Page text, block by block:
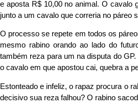
e aposta R$ 10,00 no animal. O cavalo
junto a um cavalo que correria no páreo
O processo se repete em todos os
mesmo rabino orando ao lado do
também reza para um na disputa do
o cavalo em que apostou cai, quebra a
Estonteado e infeliz, o rapaz procura o
decisivo sua reza falhou? O rabino